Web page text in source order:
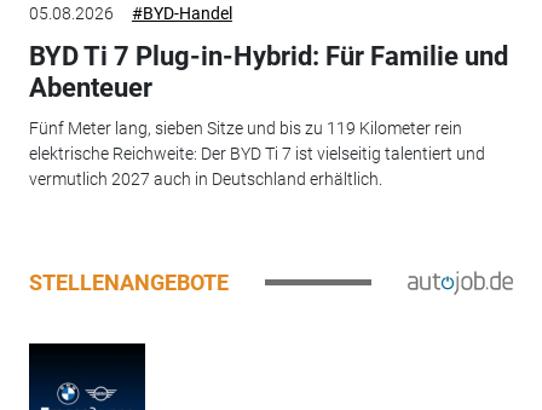
05.08.2026 #BYD-Handel
BYD Ti 7 Plug-in-Hybrid: Für Familie und
Abenteuer
Fünf Meter lang, sieben Sitze und bis zu 119 Kilometer rein
elektrische Reichweite: Der BYD Ti 7 ist vielseitig talentiert und
vermutlich 2027 auch in Deutschland erhältlich.
STELLENANGEBOTE